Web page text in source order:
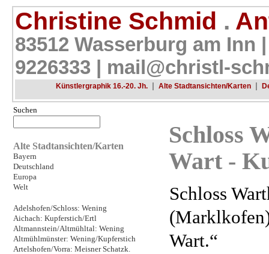
Christine Schmid .
83512 Wasserburg am Inn
9226333 | mail@christl-
Künstlergraphik 16.-20. Jh. | Alte Stadtansichten/Karten |
Suchen
Alte Stadtansichten/Karten
Bayern
Deutschland
Europa
Welt
Adelshofen/Schloss: Wening
Aichach: Kupferstich/Ertl
Altmannstein/Altmühltal: Wening
Altmühlmünster: Wening/Kupferstich
Artelshofen/Vorra: Meisner Schatzk.
Schloss
Wart -
Schloss
Wart.“